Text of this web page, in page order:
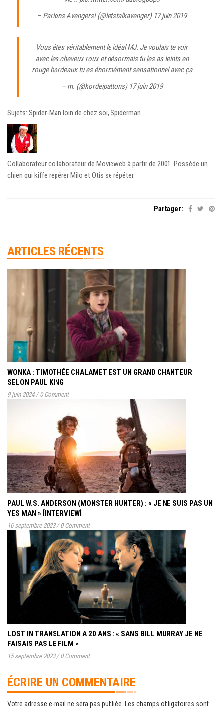
– Parlons Avengers! (@letstalkavenger) 17 juin 2019
Vous êtes véritablement le idéal MJ. Je voulais te voir
avec les cheveux roux et désormais tu les as teints en
rouge bordeaux tu es énormément sensationnel avec ça
– m. (@kordeipattons) 17 juin 2019
Sujets: Spider-Man loin de chez soi, Spiderman
Collaborateur collaborateur de Movieweb à partir de 2001. Possède un
chien qui kiffe repérer Milo et Otis se répéter.
Partager:
ARTICLES RÉCENTS
WONKA : TIMOTHÉE CHALAMET EST UN GRAND CHANTEUR
SELON PAUL KING
9 juin 2024 / 0 Comment
PAUL W.S. ANDERSON (MONSTER HUNTER) : « JE NE SUIS PAS UN
YES MAN » [INTERVIEW]
16 septembre 2023 / 0 Comment
LOST IN TRANSLATION A 20 ANS : « SANS BILL MURRAY JE NE
FAISAIS PAS LE FILM »
15 septembre 2023 / 0 Comment
ÉCRIRE UN COMMENTAIRE
Votre adresse e-mail ne sera pas publiée. Les champs obligatoires sont